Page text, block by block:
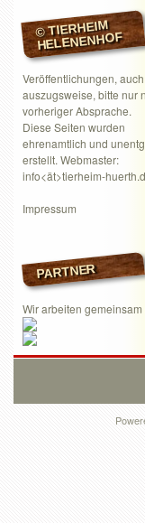
© TIERHEIM
HELENENHOF
Veröffentlichungen, auch
auszugsweise, bitte nur
vorheriger Absprache.
Diese Seiten wurden
ehrenamtlich und
erstellt. Webmaster:
info<ät>tierheim-
Impressum
PARTNER
Wir arbeiten gemeinsam